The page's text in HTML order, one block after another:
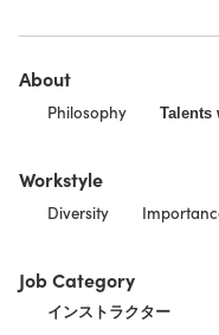
About
Philosophy Talents
Workstyle
Diversity
Job Category
インストラクター